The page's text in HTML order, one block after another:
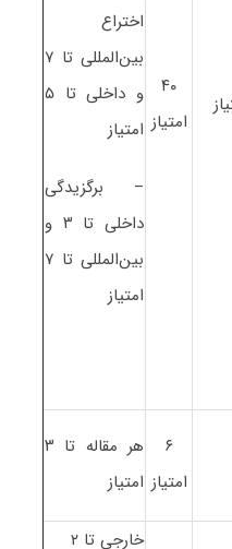
۴۰
امتیاز
اختراع
بین‌المللی تا ۷
و داخلی تا ۵
امتیاز
– برگزیدگی
داخلی تا ۳ و
بین‌المللی تا ۷
امتیاز
۶
امتیاز
هر مقاله تا ۳
امتیاز
خارجی تا ۲